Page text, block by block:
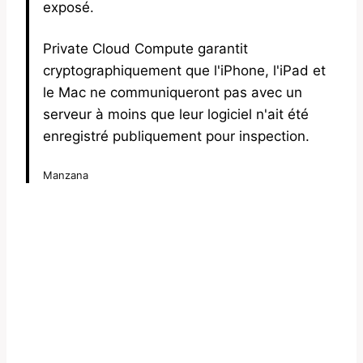
exposé.
Private Cloud Compute garantit
cryptographiquement que l'iPhone, l'iPad et
le Mac ne communiqueront pas avec un
serveur à moins que leur logiciel n'ait été
enregistré publiquement pour inspection.
Manzana